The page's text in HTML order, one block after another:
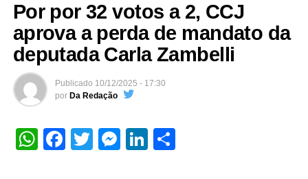
Por por 32 votos a 2, CCJ
aprova a perda de mandato da
deputada Carla Zambelli
Publicado 10/12/2025 - 17:30
por Da Redação
WhatsApp
Facebook
TwitterMessenger
LinkedIn